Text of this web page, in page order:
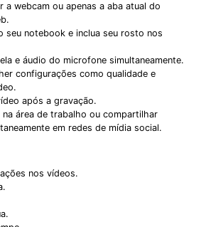
a webcam ou apenas a aba atual do
seu notebook e inclua seu rosto nos
e áudio do microfone simultaneamente.
configurações como qualidade e
após a gravação.
na área de trabalho ou compartilhar
em redes de mídia social.
nos vídeos.